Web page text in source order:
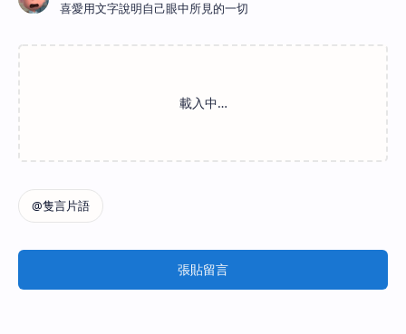
喜愛用文字說明自己眼中所見的一切
張貼留言